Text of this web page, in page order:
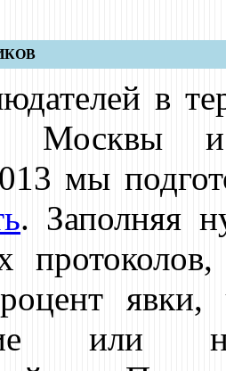
в
Москвы
мы
. Заполняя
или